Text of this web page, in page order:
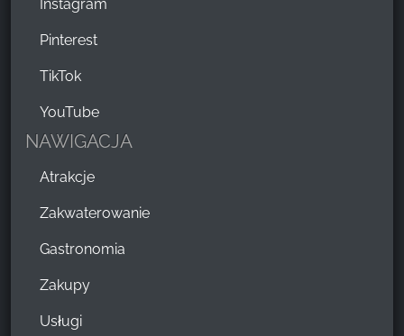
Instagram
Pinterest
TikTok
YouTube
NAWIGACJA
Atrakcje
Zakwaterowanie
Gastronomia
Zakupy
Usługi